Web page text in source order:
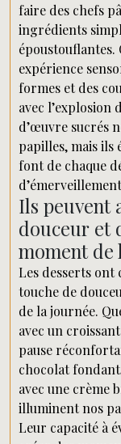
faire des chefs
ingrédients
époustouflantes.
expérience
formes et des
avec l’explosion
d’œuvre sucrés
papilles, mais ils
font de chaque
Ils peuvent
douceur et
moment de
Les desserts ont
touche de
de la journée.
avec un
pause
chocolat
avec une crème
illuminent nos
Leur capacité à